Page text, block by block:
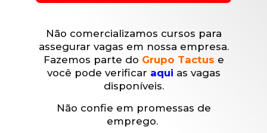
Marcadores: abrir sua empresa de representação
Gestão Empresarial Planejamento empresarial
Prestador de serviços
Não comercializamos cursos para
assegurar vagas em nossa empresa.
Fazemos parte do Grupo Tactus e
você pode verificar aqui as vagas
disponíveis.
Não confie em promessas de
emprego.